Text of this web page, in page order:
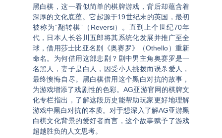
黑白棋，这一看似简单的棋牌游戏，背后却蕴含着
深厚的文化底蕴。它起源于19世纪末的英国，最初
被称为”翻转棋”（Reversi）。直到上个世纪70年
代，日本人长谷川五郎将其系统化发展并推广至全
球，借用莎士比亚名剧《奥赛罗》（Othello）重新
命名 。为何借用这部悲剧？剧中男主角奥赛罗是一
名黑人，妻子是白人，因受小人挑拨而误杀爱人，
最终懊悔自尽。黑白棋借用这个黑白对抗的故事，
为游戏增添了戏剧性的色彩。AG亚游官网的棋牌文
化专栏指出，了解这段历史能帮助玩家更好地理解
游戏中黑白对抗的本质。对于想深入了解AG亚游黑
白棋文化背景的爱好者而言，这个故事赋予了游戏
超越胜负的人文思考。